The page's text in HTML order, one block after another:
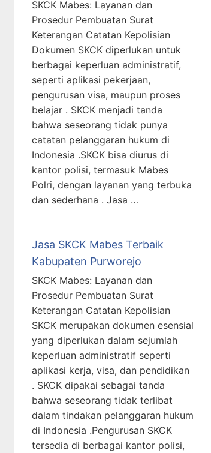
SKCK Mabes: Layanan dan
Prosedur Pembuatan Surat
Keterangan Catatan Kepolisian
Dokumen SKCK diperlukan untuk
berbagai keperluan administratif,
seperti aplikasi pekerjaan,
pengurusan visa, maupun proses
belajar . SKCK menjadi tanda
bahwa seseorang tidak punya
catatan pelanggaran hukum di
Indonesia .SKCK bisa diurus di
kantor polisi, termasuk Mabes
Polri, dengan layanan yang terbuka
dan sederhana . Jasa …
Jasa SKCK Mabes Terbaik
Kabupaten Purworejo
SKCK Mabes: Layanan dan
Prosedur Pembuatan Surat
Keterangan Catatan Kepolisian
SKCK merupakan dokumen esensial
yang diperlukan dalam sejumlah
keperluan administratif seperti
aplikasi kerja, visa, dan pendidikan
. SKCK dipakai sebagai tanda
bahwa seseorang tidak terlibat
dalam tindakan pelanggaran hukum
di Indonesia .Pengurusan SKCK
tersedia di berbagai kantor polisi,